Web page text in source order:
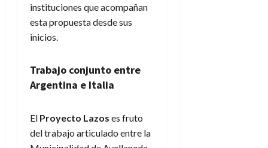
instituciones que acompañan
esta propuesta desde sus
inicios.
Trabajo conjunto entre
Argentina e Italia
El Proyecto Lazos es fruto
del trabajo articulado entre la